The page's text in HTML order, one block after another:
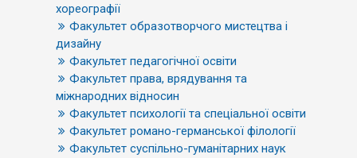
хореографії
Факультет образотворчого мистецтва і
дизайну
Факультет педагогічної освіти
Факультет права, врядування та
міжнародних відносин
Факультет психології та спеціальної освіти
Факультет романо-германської філології
Факультет суспільно-гуманітарних наук